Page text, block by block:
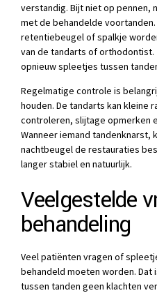
verstandig. Bijt niet op pennen,
met de behandelde
retentiebeugel of spalkje
van de tandarts of
opnieuw spleetjes tussen
Regelmatige controle is
houden. De tandarts kan kleine
controleren, slijtage opmerken
Wanneer iemand tandenknarst,
nachtbeugel de restauraties
langer stabiel en natuurlijk.
Veelgestelde
behandeling
Veel patiënten vragen of
behandeld moeten worden. Dat
tussen tanden geen klachten